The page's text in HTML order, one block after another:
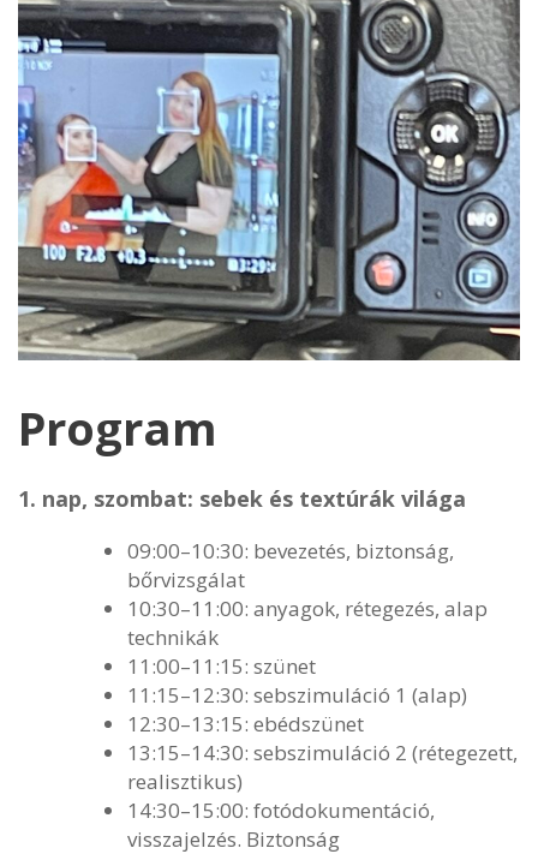
Program
1. nap, szombat: sebek és textúrák világa
09:00–10:30: bevezetés, biztonság,
bőrvizsgálat
10:30–11:00: anyagok, rétegezés, alap
technikák
11:00–11:15: szünet
11:15–12:30: sebszimuláció 1 (alap)
12:30–13:15: ebédszünet
13:15–14:30: sebszimuláció 2 (rétegezett,
realisztikus)
14:30–15:00: fotódokumentáció,
visszajelzés. Biztonság